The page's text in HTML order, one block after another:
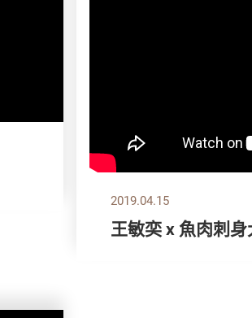
2019.04.15
王敏奕 x 魚肉刺